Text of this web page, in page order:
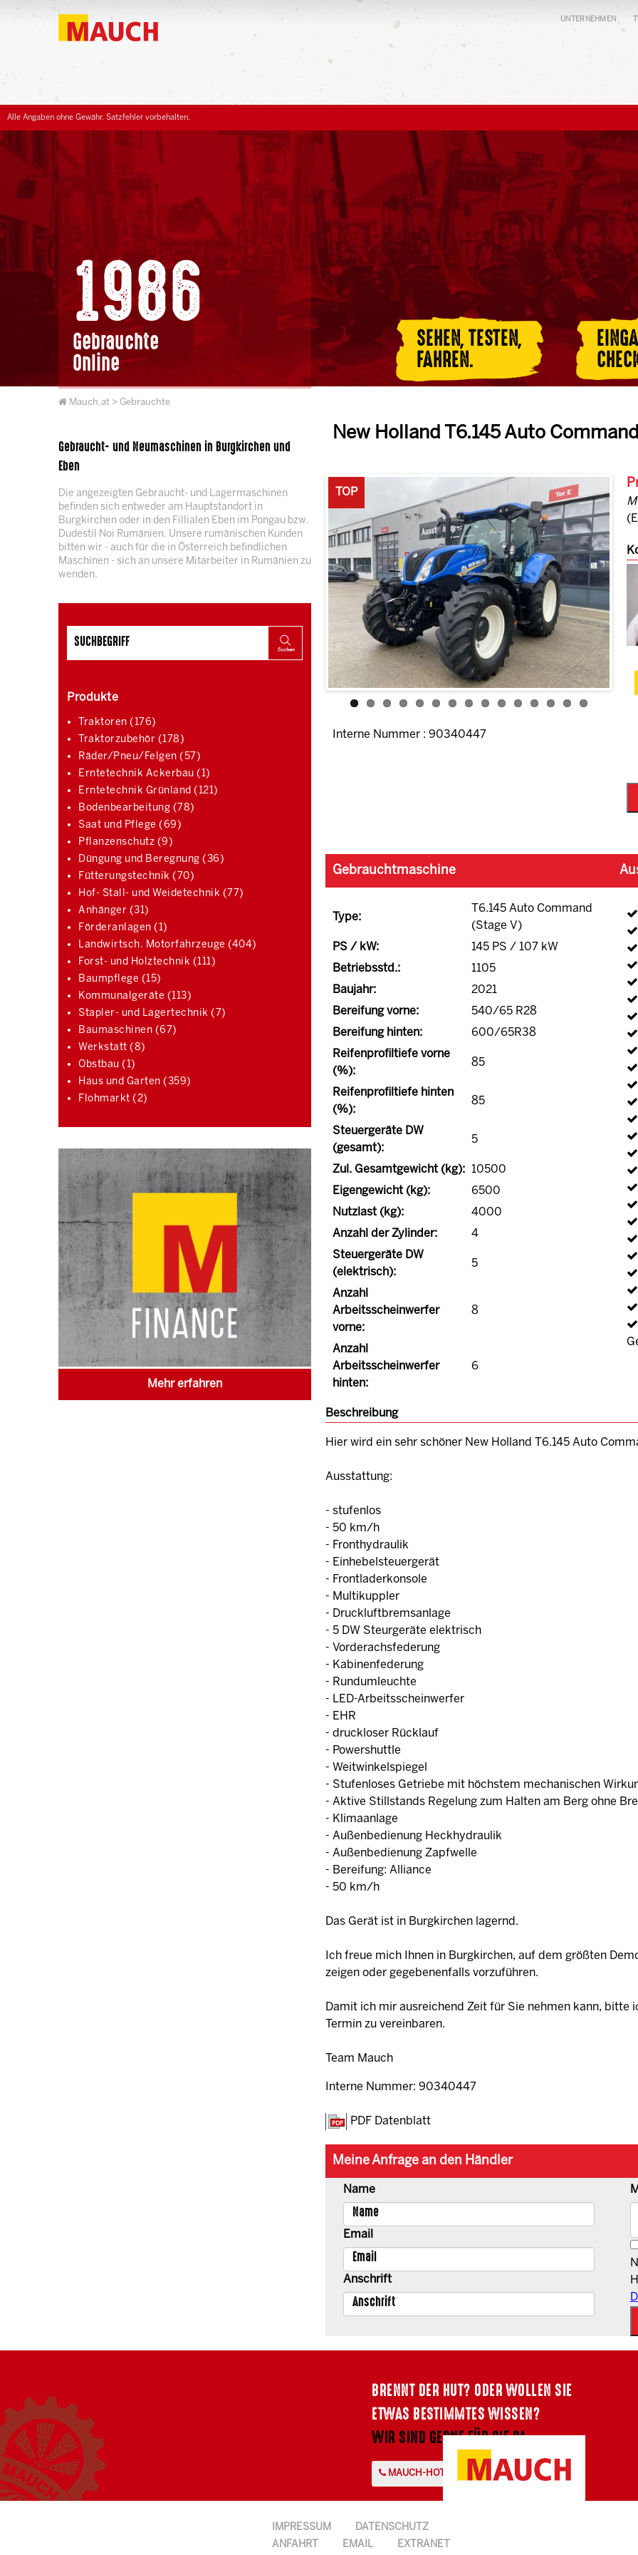
UNTERNEHMEN
Alle Angaben ohne Gewähr. Satzfehler vorbehalten.
1986
Gebrauchte
Online
SEHEN, TESTEN,
FAHREN.
Mauch.at > Gebrauchte
Gebraucht- und Neumaschinen in Burgkirchen und
Eben
Die angezeigten Gebraucht- und Lagermaschinen
befinden sich entweder am Hauptstandort in
Burgkirchen oder in den Fillialen Eben im Pongau bzw.
Dudestil Noi Rumänien. Unsere rumänischen Kunden
bitten wir - auch für die in Österreich befindlichen
Maschinen - sich an unsere Mitarbeiter in Rumänien zu
wenden.
Produkte
Traktoren (176)
Traktorzubehör (178)
Räder/Pneu/Felgen (57)
Erntetechnik Ackerbau (1)
Erntetechnik Grünland (121)
Bodenbearbeitung (78)
Saat und Pflege (69)
Pflanzenschutz (9)
Düngung und Beregnung (36)
Fütterungstechnik (70)
Hof- Stall- und Weidetechnik (77)
Anhänger (31)
Förderanlagen (1)
Landwirtsch. Motorfahrzeuge (404)
Forst- und Holztechnik (111)
Baumpflege (15)
Kommunalgeräte (113)
Stapler- und Lagertechnik (7)
Baumaschinen (67)
Werkstatt (8)
Obstbau (1)
Haus und Garten (359)
Flohmarkt (2)
Mehr erfahren
New Holland T6.145 Auto
TOP
Interne Nummer : 90340447
Gebrauchtmaschine
Type:
T6.145 Auto Command
(Stage V)
PS / kW:
145 PS / 107 kW
Betriebsstd.:
1105
Baujahr:
2021
Bereifung vorne:
540/65 R28
Bereifung hinten:
600/65R38
Reifenprofiltiefe vorne
(%):
85
Reifenprofiltiefe hinten
(%):
85
Steuergeräte DW
(gesamt):
5
Zul. Gesamtgewicht (kg):
10500
Eigengewicht (kg):
6500
Nutzlast (kg):
4000
Anzahl der Zylinder:
4
Steuergeräte DW
(elektrisch):
5
Anzahl
Arbeitsscheinwerfer
vorne:
8
Anzahl
Arbeitsscheinwerfer
hinten:
6
Beschreibung
Hier wird ein sehr schöner New Holland T6.145 Auto
Ausstattung:
- stufenlos
- 50 km/h
- Fronthydraulik
- Einhebelsteuergerät
- Frontladerkonsole
- Multikuppler
- Druckluftbremsanlage
- 5 DW Steurgeräte elektrisch
- Vorderachsfederung
- Kabinenfederung
- Rundumleuchte
- LED-Arbeitsscheinwerfer
- EHR
- druckloser Rücklauf
- Powershuttle
- Weitwinkelspiegel
- Stufenloses Getriebe mit höchstem mechanischen
- Aktive Stillstands Regelung zum Halten am Berg ohne
- Klimaanlage
- Außenbedienung Heckhydraulik
- Außenbedienung Zapfwelle
- Bereifung: Alliance
- 50 km/h
Das Gerät ist in Burgkirchen lagernd.
Ich freue mich Ihnen in Burgkirchen, auf dem größten
zeigen oder gegebenenfalls vorzuführen.
Damit ich mir ausreichend Zeit für Sie nehmen kann,
Termin zu vereinbaren.
Team Mauch
Interne Nummer: 90340447
PDF Datenblatt
Meine Anfrage an den Händler
Name
Email
Anschrift
BRENNT DER HUT? ODER WOLLEN SIE
ETWAS BESTIMMTES WISSEN?
WIR SIND GERNE FÜR SIE DA.
MAUCH-HOTLINE +43 7724 2107-0
IMPRESSUM
DATENSCHUTZ
ANFAHRT
EMAIL EXTRANET